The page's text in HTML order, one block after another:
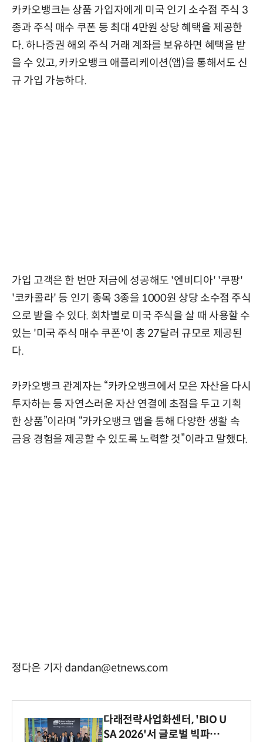
카카오뱅크는 상품 가입자에게 미국 인기 소수점 주식 3
종과 주식 매수 쿠폰 등 최대 4만원 상당 혜택을 제공한
다. 하나증권 해외 주식 거래 계좌를 보유하면 혜택을 받
을 수 있고, 카카오뱅크 애플리케이션(앱)을 통해서도 신
규 가입 가능하다.
가입 고객은 한 번만 저금에 성공해도 '엔비디아' '쿠팡'
'코카콜라' 등 인기 종목 3종을 1000원 상당 소수점 주식
으로 받을 수 있다. 회차별로 미국 주식을 살 때 사용할 수
있는 '미국 주식 매수 쿠폰'이 총 27달러 규모로 제공된
다.
카카오뱅크 관계자는 “카카오뱅크에서 모은 자산을 다시
투자하는 등 자연스러운 자산 연결에 초점을 두고 기획
한 상품”이라며 “카카오뱅크 앱을 통해 다양한 생활 속
금융 경험을 제공할 수 있도록 노력할 것”이라고 말했다.
정다은 기자 dandan@etnews.com
다래전략사업화센터, 'BIO U
SA 2026'서 글로벌 빅파마